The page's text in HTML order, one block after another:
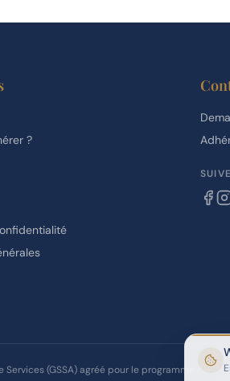
?
(GSSA) agréé pour le programme de